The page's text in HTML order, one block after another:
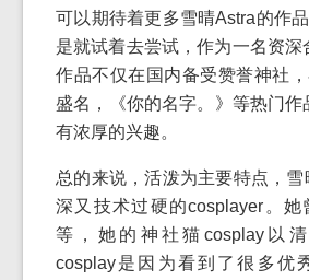
可以期待着更多雪晴Astra的作
是就试着去尝试，作为一名资深
作品不仅在国内备受赞誉神社
盛名，《你的名字。》等热门
有浓厚的兴趣。
总的来说，活泼为主要特点，
深又技术过硬的cosplayer。她
等，她的神社猫cosplay以
cosplay是因为看到了很多优